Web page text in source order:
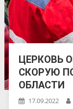
ЦЕРКОВЬ
СКОРУЮ
ОБЛАСТИ
17.09.2022